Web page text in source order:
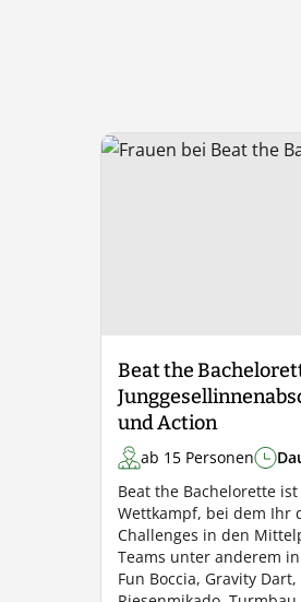
Beat the
und Action
ab 15 Personen
Beat the Bachelorette
Wettkampf, bei dem Ihr
Challenges in den
Teams unter anderem
Fun Boccia, Gravity